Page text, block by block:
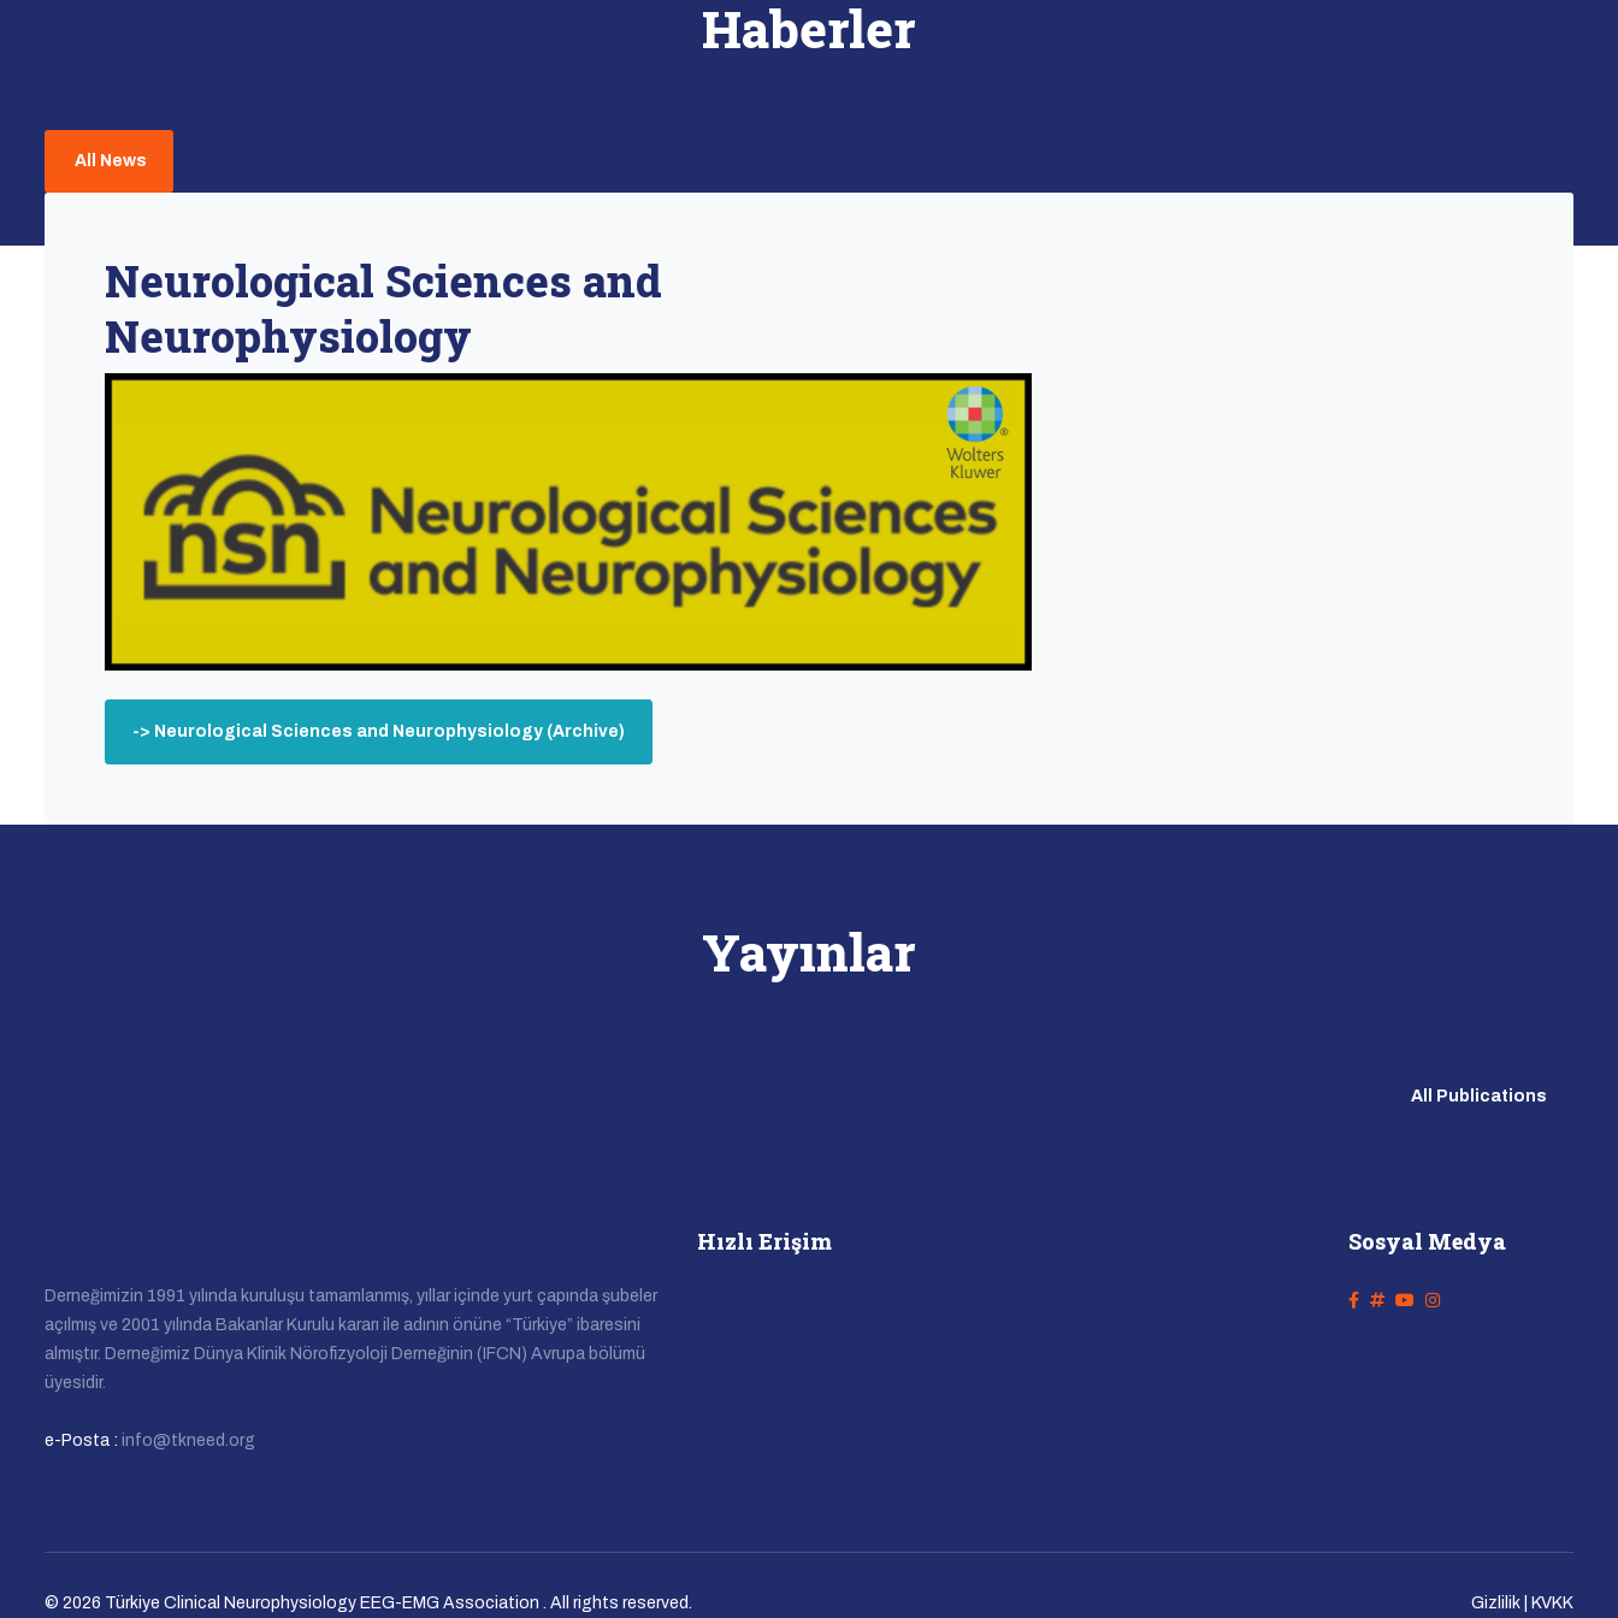
Haberler
All News
Neurological Sciences and
Neurophysiology
-> Neurological Sciences and Neurophysiology (Archive)
Yayınlar
All Publications
Derneğimizin 1991 yılında kuruluşu tamamlanmış, yıllar içinde yurt çapında şubeler
açılmış ve 2001 yılında Bakanlar Kurulu kararı ile adının önüne “Türkiye” ibaresini
almıştır. Derneğimiz Dünya Klinik Nörofizyoloji Derneğinin (IFCN) Avrupa bölümü
üyesidir.
e-Posta : info@tkneed.org
Hızlı Erişim Sosyal Medya
© 2026 Türkiye Clinical Neurophysiology EEG-EMG Association . All rights reserved. Gizlilik | KVKK